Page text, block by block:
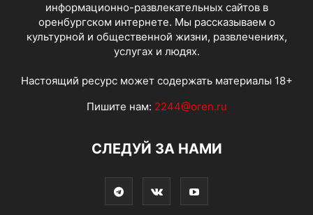
информационно-развлекательных сайтов в
оренбургском интернете. Мы рассказываем о
культурной и общественной жизни, развлечениях,
услугах и людях.
Настоящий ресурс может содержать материалы 18+
Пишите нам: 2244@oren.ru
СЛЕДУЙ ЗА НАМИ